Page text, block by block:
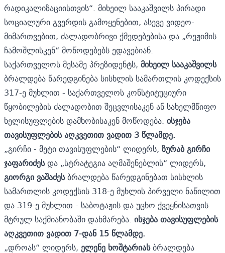
რადიკალიზაციისთვის“. მიხეილ სააკაშვილს პირადი
სოციალური გვერდის გამოყენებით, ასევე ვიდეო-
მიმართვებით, ძალადობრივი ქმედებებისა და „რეჟიმის
ჩამოშლისკენ“ მოწოდებებს ედავებიან.
საქართველოს მესამე პრეზიდენტს, მიხეილ სააკაშვილს
ბრალდება წარედგინება სისხლის სამართლის კოდექსის
317-ე მუხლით - საქართველოს კონსტიტუციური
წყობილების ძალადობით შეცვლისაკენ ან სახელმწიფო
ხელისუფლების დამხობისაკენ მოწოდება. ისჯება
თავისუფლების აღკვეთით ვადით 3 წლამდე.
„გირჩი - მეტი თავისუფლების“ ლიდერს, ზურაბ გირჩი
ჯაფარიძესდა „სტრატეგია აღმაშენებლის“ ლიდერს,
გიორგი ვაშაძესბრალდება წარედგინებათ სისხლის
სამართლის კოდექსის 318-ე მუხლის პირველი ნაწილით
და 319-ე მუხლით - საბოტაჟის და უცხო ქვეყნისათვის
მტრულ საქმიანობაში დახმარება. ისჯება თავისუფლების
აღკვეთით ვადით 7-დან 15 წლამდე.
„დროას“ ლიდერს, ელენე ხოშტარიასბრალდება